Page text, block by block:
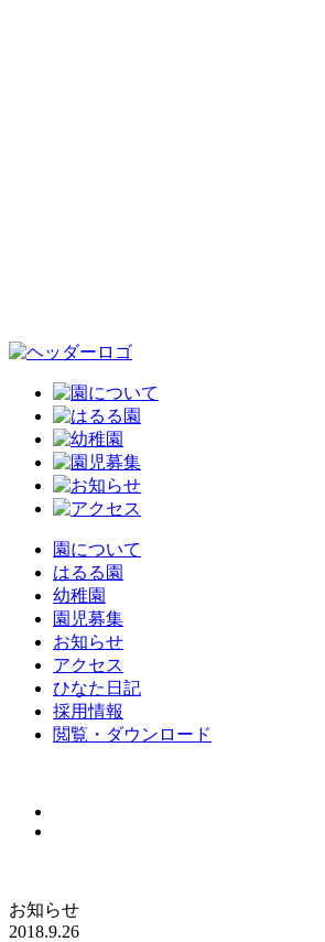
園について
はるる園
幼稚園
園児募集
お知らせ
アクセス
ひなた日記
採用情報
閲覧・ダウンロード
お知らせ
2018.9.26